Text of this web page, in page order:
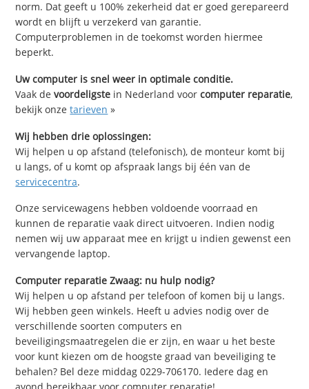
norm. Dat geeft u 100% zekerheid dat er goed gerepareerd
wordt en blijft u verzekerd van garantie.
Computerproblemen in de toekomst worden hiermee
beperkt.
Uw computer is snel weer in optimale conditie.
Vaak devoordeligste in Nederland voorcomputer reparatie,
bekijk onzetarieven »
Wij hebben drie oplossingen:
Wij helpen u op afstand (telefonisch), de monteur komt bij
u langs, of u komt op afspraak langs bij één van de
servicecentra.
Onze servicewagens hebben voldoende voorraad en
kunnen de reparatie vaak direct uitvoeren. Indien nodig
nemen wij uw apparaat mee en krijgt u indien gewenst een
vervangende laptop.
Computer reparatie Zwaag: nu hulp nodig?
Wij helpen u op afstand per telefoon of komen bij u langs.
Wij hebben geen winkels. Heeft u advies nodig over de
verschillende soorten computers en
beveiligingsmaatregelen die er zijn, en waar u het beste
voor kunt kiezen om de hoogste graad van beveiliging te
behalen? Bel deze middag 0229-706170. Iedere dag en